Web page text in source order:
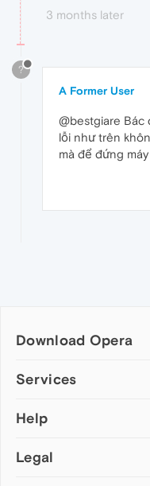
3 months later
?
A Former User
@bestgiare
lỗi như trên
mà để đứng
Download Opera
Computer browsers
Opera for Mac
Opera beta version
Services
Add-ons
Wallpapers
Help
Help & support
Legal